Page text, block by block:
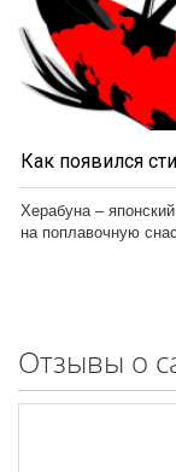
Как появился
Херабуна –
на поплавочную
Отзывы о